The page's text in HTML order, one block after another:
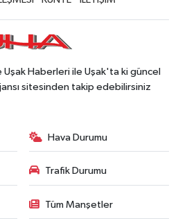
Uşak Haberleri ile Uşak'ta ki güncel
sitesinden takip edebilirsiniz
Hava Durumu
Trafik Durumu
Tüm Manşetler